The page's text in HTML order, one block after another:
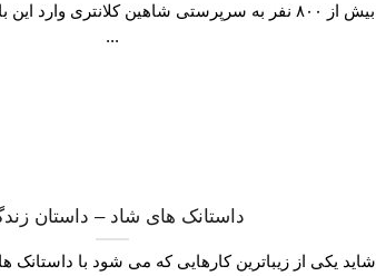
...
داستانک های شاد – داستان
شاید یکی از زیباترین کارهایی که می شود با داستانک